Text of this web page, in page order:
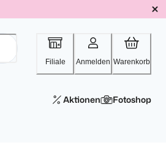
Filiale Anmelden Warenkorb
Aktionen Fotoshop